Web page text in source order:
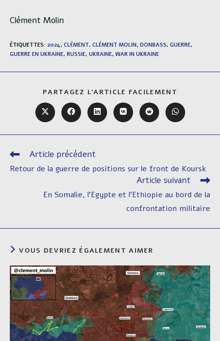
Clément Molin
ÉTIQUETTES: 2024, CLÉMENT, CLÉMENT MOLIN, DONBASS, GUERRE,
GUERRE EN UKRAINE, RUSSIE, UKRAINE, WAR IN UKRAINE
PARTAGEZ L'ARTICLE FACILEMENT
CE
CONTENU
Ouvrir
dans
autre
Ouvrir
dans
autre
Ouvrir
dans
autre
Ouvrir
dans
autre
Ouvrir
dans
autre
Ouvrir
dans
autre
Read
articles
Article précédent
Retour de la guerre de positions sur le front de Koursk
Article suivant
En Somalie, l’Egypte et l’Ethiopie au bord de la
confrontation militaire
VOUS DEVRIEZ ÉGALEMENT AIMER